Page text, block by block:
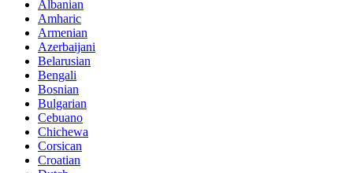
Albanian
Amharic
Armenian
Azerbaijani
Belarusian
Bengali
Bosnian
Bulgarian
Cebuano
Chichewa
Corsican
Croatian